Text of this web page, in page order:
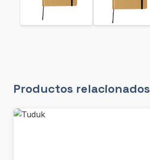
Productos relacionados